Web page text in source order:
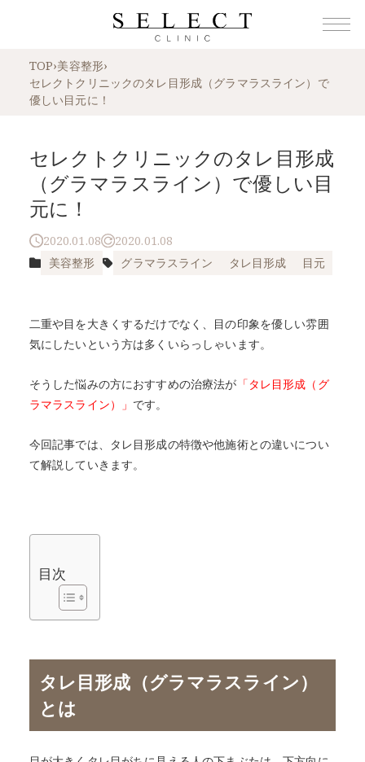
TOP›美容整形›
セレクトクリニックのタレ目形成（グラマラスライン）で
優しい目元に！
セレクトクリニックのタレ目形成
（グラマラスライン）で優しい目
元に！
2020.01.08
2020.01.08
美容整形
グラマラスライン タレ目形成 目元
二重や目を大きくするだけでなく、目の印象を優しい雰囲
気にしたいという方は多くいらっしゃいます。
そうした悩みの方におすすめの治療法が 「タレ目形成（グ
ラマラスライン）」 です。
今回記事では、タレ目形成の特徴や他施術との違いについ
て解説していきます。
目次
タレ目形成（グラマラスライン）
とは